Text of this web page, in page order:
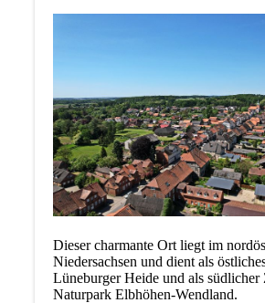
Dieser charmante Ort liegt im
Niedersachsen und dient als
Lüneburger Heide und als südlicher
Naturpark Elbhöhen-Wendland.